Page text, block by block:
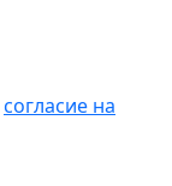
согласие на